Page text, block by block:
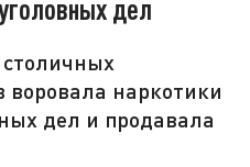
дел
воровала наркотики
дел и продавала